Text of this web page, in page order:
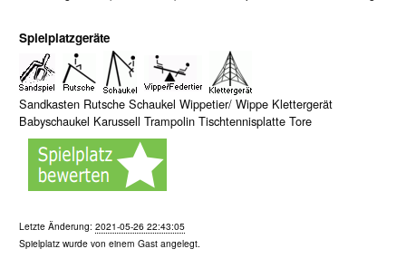
Spielplatzgeräte
Sandkasten Rutsche Schaukel Wippetier/ Wippe Klettergerät
Babyschaukel Karussell Trampolin Tischtennisplatte Tore
Letzte Änderung: 2021-05-26 22:43:05
Spielplatz wurde von einem Gast angelegt.